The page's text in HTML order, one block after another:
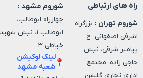
راه های ارتباطی
شوروم تهران : بزرگراه
اشرفی اصفهانی، خ
پیامبر شرقی، نبش
حاجی زاده، مجتمع
اداری تجاری گلشن،
شوروم مشهد :
چهارراه ابوطالب،
ابوطالب ۱، نبش شهید
خیاطی ۳
لینک لوکیشن
شعبه مشهد